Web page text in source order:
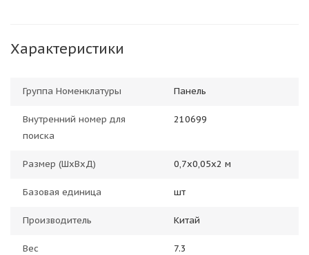
Характеристики
Группа Номенклатуры Панель
Внутренний номер для
поиска
210699
Размер (ШхВхД) 0,7х0,05х2 м
Базовая единица шт
Производитель Китай
Вес 7.3